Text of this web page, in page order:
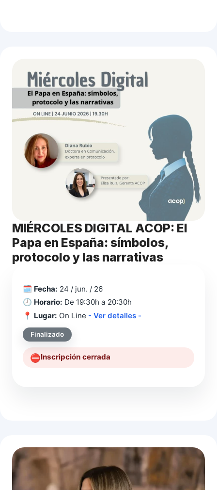
MIÉRCOLES DIGITAL ACOP: El
Papa en España: símbolos,
protocolo y las narrativas
🗓️ Fecha: 24 / jun. / 26
🕘 Horario: De 19:30h a 20:30h
📍 Lugar: On Line - Ver detalles -
Finalizado
⛔️Inscripción cerrada